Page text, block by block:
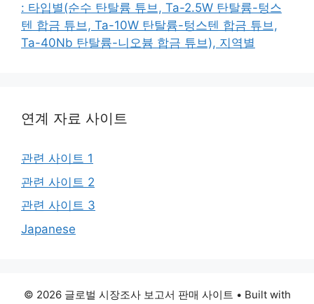
: 타입별(순수 탄탈륨 튜브, Ta-2.5W 탄탈륨-텅스
텐 합금 튜브, Ta-10W 탄탈륨-텅스텐 합금 튜브,
Ta-40Nb 탄탈륨-니오븀 합금 튜브), 지역별
연계 자료 사이트
관련 사이트 1
관련 사이트 2
관련 사이트 3
Japanese
© 2026 글로벌 시장조사 보고서 판매 사이트 • Built with